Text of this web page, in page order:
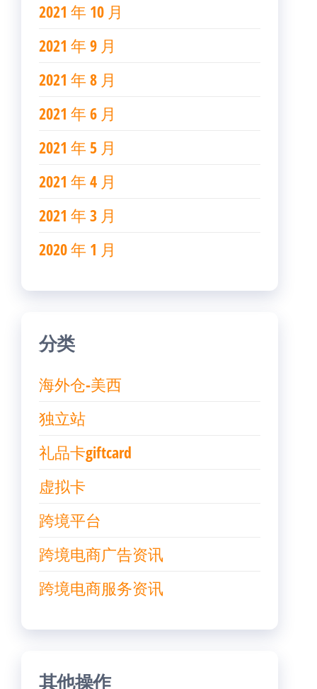
2021 年 10 月
2021 年 9 月
2021 年 8 月
2021 年 6 月
2021 年 5 月
2021 年 4 月
2021 年 3 月
2020 年 1 月
分类
海外仓-美西
独立站
礼品卡giftcard
虚拟卡
跨境平台
跨境电商广告资讯
跨境电商服务资讯
其他操作